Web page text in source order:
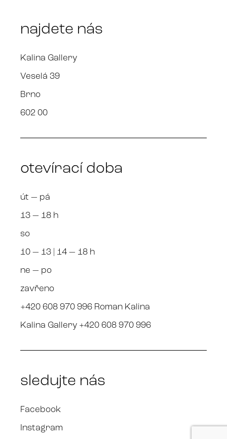
najdete nás
Kalina Gallery
Veselá 39
Brno
602 00
otevírací doba
út — pá
13 — 18 h
so
10 — 13 | 14 — 18 h
ne — po
zavřeno
+420 608 970 996 Roman Kalina
Kalina Gallery +420 608 970 996
sledujte nás
Facebook
Instagram